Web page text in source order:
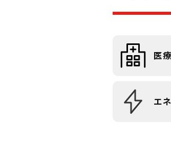
医
エ